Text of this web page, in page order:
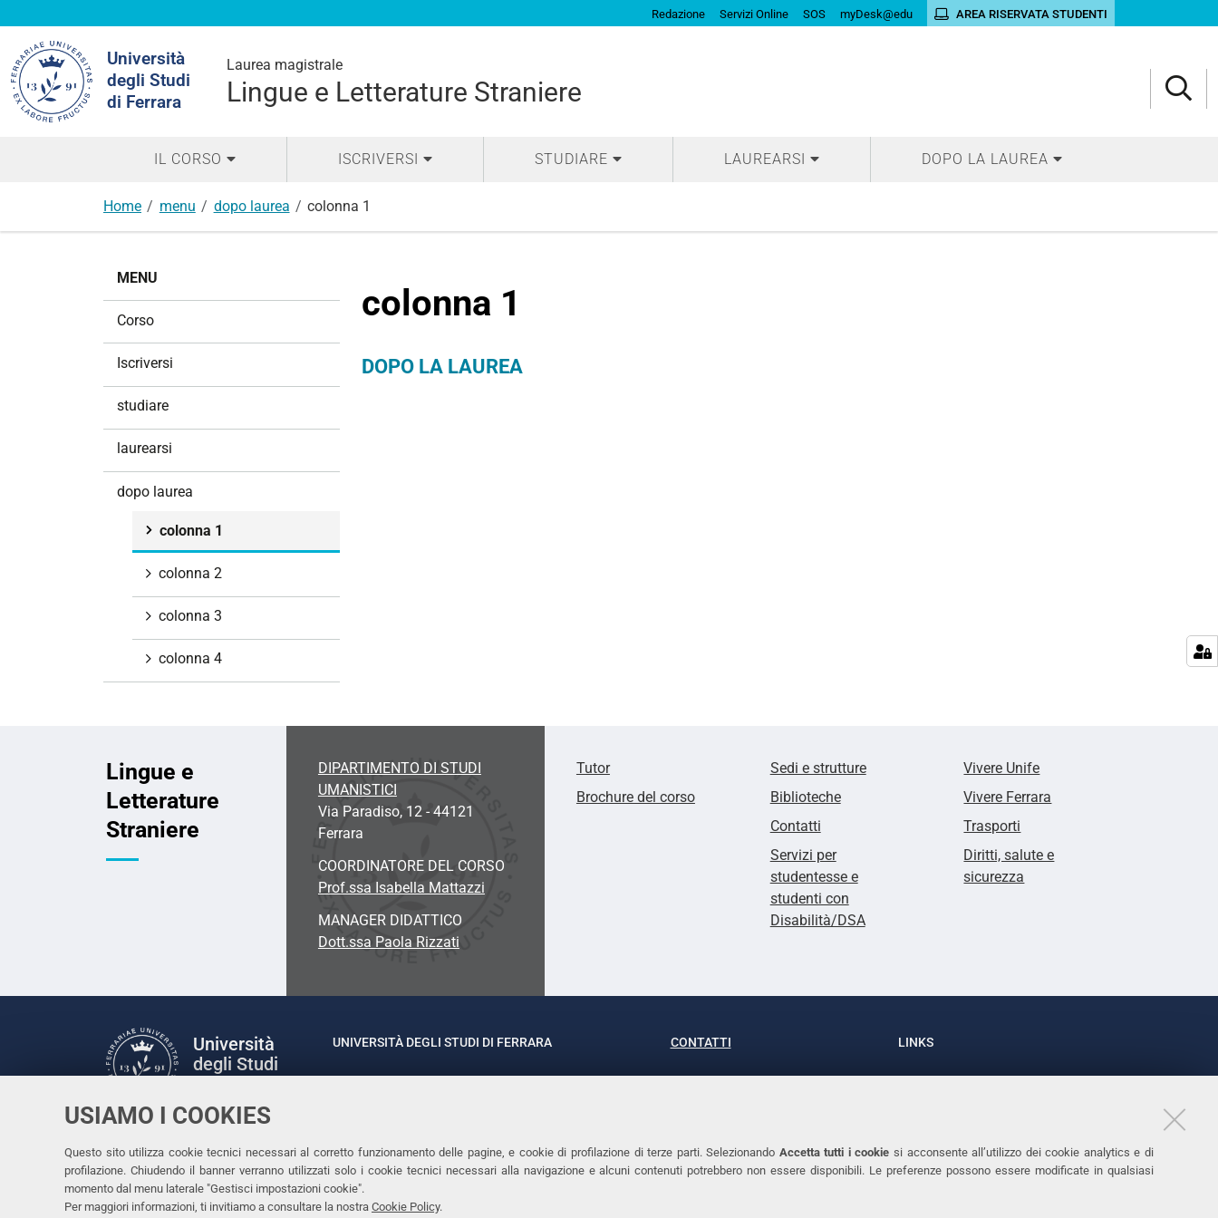
USIAMO I COOKIES
Questo sito utilizza cookie tecnici necessari al corretto funzionamento delle pagine, e cookie di profilazione di terze parti. Selezionando Accetta tutti i cookie si acconsente all’utilizzo dei cookie analytics e di
profilazione. Chiudendo il banner verranno utilizzati solo i cookie tecnici necessari alla navigazione e alcuni contenuti potrebbero non essere disponibili. Le preferenze possono essere modificate in qualsiasi
momento dal menu laterale "Gestisci impostazioni cookie".
Per maggiori informazioni, ti invitiamo a consultare la nostra Cookie Policy.
Redazione Servizi Online SOS myDesk@edu AREA RISERVATA STUDENTI
Università
degli Studi
di Ferrara
Laurea magistrale
Lingue e Letterature Straniere
nel
sito
IL CORSO ISCRIVERSI STUDIARE LAUREARSI DOPO LA LAUREA
Home menu dopo laurea colonna 1
colonna 1
DOPO LA LAUREA
MENU
Corso
Iscriversi
studiare
laurearsi
dopo laurea
colonna 1
colonna 2
colonna 3
colonna 4
Lingue e
Letterature
Straniere
DIPARTIMENTO DI STUDI
UMANISTICI
Via Paradiso, 12 - 44121
Ferrara
COORDINATORE DEL CORSO
Prof.ssa Isabella Mattazzi
MANAGER DIDATTICO
Dott.ssa Paola Rizzati
Tutor
Brochure del corso
Sedi e strutture
Biblioteche
Contatti
Servizi per
studentesse e
studenti con
Disabilità/DSA
Vivere Unife
Vivere Ferrara
Trasporti
Diritti, salute e
sicurezza
Università
degli Studi
Facebook
LinkedinInstagram
Youtube
UNIVERSITÀ DEGLI STUDI DI FERRARA
Rettrice: Prof.ssa Laura Ramaciotti
CONTATTI
Tel. +39 0532 293111
LINKS
Accessibilità
Cookies